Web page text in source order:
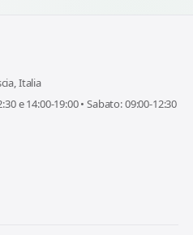
Italia
e 14:00-19:00 • Sabato: 09:00-12:30